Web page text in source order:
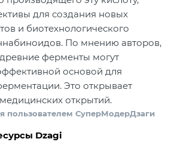
для создания новых
и биотехнологического
По мнению авторов,
ферменты могут
основой для
Это открывает
открытий.
пользователем СуперМодерДзаги
Dzagi